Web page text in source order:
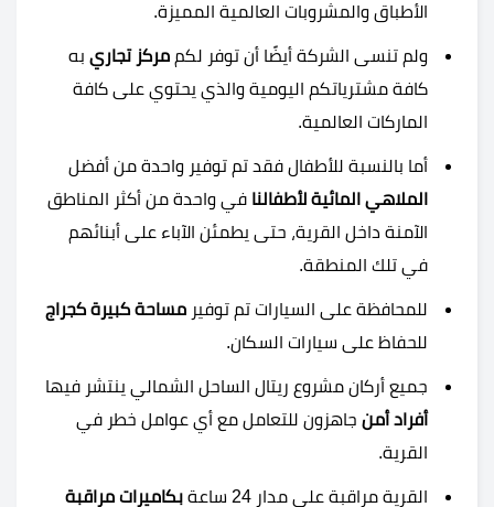
الأطباق والمشروبات العالمية المميزة.
ولم تنسى الشركة أيضًا أن توفر لكم مركز تجاري به
كافة مشترياتكم اليومية والذي يحتوي على كافة
الماركات العالمية.
أما بالنسبة للأطفال فقد تم توفير واحدة من أفضل
الملاهي المائية لأطفالنا في واحدة من أكثر المناطق
الآمنة داخل القرية، حتى يطمئن الآباء على أبنائهم
في تلك المنطقة.
للمحافظة على السيارات تم توفير مساحة كبيرة كجراج
للحفاظ على سيارات السكان.
جميع أركان مشروع ريتال الساحل الشمالي ينتشر فيها
أفراد أمن جاهزون للتعامل مع أي عوامل خطر في
القرية.
القرية مراقبة على مدار 24 ساعة
بكاميرات مراقبة